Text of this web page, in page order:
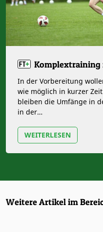
Komplextraining
In der Vorbereitung
wie möglich in kurzer
bleiben die Umfänge in
in der…
WEITERLESEN
Weitere Artikel im